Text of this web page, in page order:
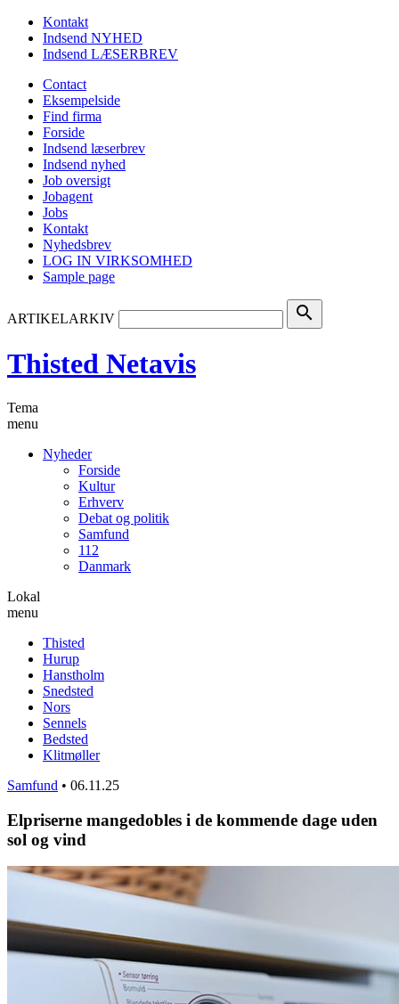
Kontakt
Indsend NYHED
Indsend LÆSERBREV
Contact
Eksempelside
Find firma
Forside
Indsend læserbrev
Indsend nyhed
Job oversigt
Jobagent
Jobs
Kontakt
Nyhedsbrev
LOG IN VIRKSOMHED
Sample page
ARTIKELARKIV search
Thisted Netavis
Tema
menu
Nyheder
Forside
Kultur
Erhverv
Debat og politik
Samfund
112
Danmark
Lokal
menu
Thisted
Hurup
Hanstholm
Snedsted
Nors
Sennels
Bedsted
Klitmøller
Samfund • 06.11.25
Elpriserne mangedobles i de kommende dage uden
sol og vind